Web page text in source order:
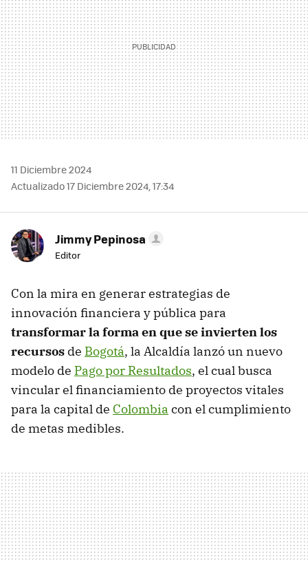
11 Diciembre 2024
Actualizado 17 Diciembre 2024, 17:34
Jimmy Pepinosa
Editor
Con la mira en generar estrategias de
innovación financiera y pública para
transformar la forma en que se invierten los
recursos de Bogotá, la Alcaldía lanzó un nuevo
modelo de Pago por Resultados, el cual busca
vincular el financiamiento de proyectos vitales
para la capital de Colombia con el cumplimiento
de metas medibles.